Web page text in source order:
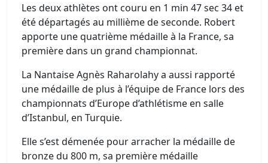
Les deux athlètes ont couru en 1 min 47 sec 34 et
été départagés au millième de seconde. Robert
apporte une quatrième médaille à la France, sa
première dans un grand championnat.
La Nantaise Agnès Raharolahy a aussi rapporté
une médaille de plus à l’équipe de France lors des
championnats d’Europe d’athlétisme en salle
d’Istanbul, en Turquie.
Elle s’est démenée pour arracher la médaille de
bronze du 800 m, sa première médaille